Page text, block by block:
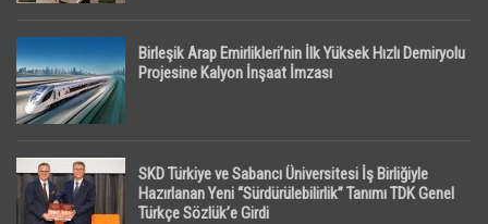
Birleşik Arap Emirlikleri’nin İlk Yüksek Hızlı Demiryolu
Projesine Kalyon İnşaat İmzası
SKD Türkiye ve Sabancı Üniversitesi İş Birliğiyle
Hazırlanan Yeni “Sürdürülebilirlik” Tanımı TDK Genel
Türkçe Sözlük’e Girdi